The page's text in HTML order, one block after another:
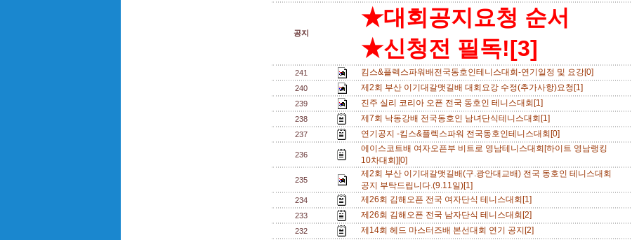
공지
★대회공지요청 순서
★신청전 필독![3]
241 킴스&플렉스파워배전국동호인테니스대회-연기일정 및 요강[0]
240
제2회 부산 이기대갈맷길배 대회요강 수정(추가사항)요청[1]
239
진주 실리 코리아 오픈 전국 동호인 테니스대회[1]
238
제7회 낙동강배 전국동호인 남녀단식테니스대회[1]
237
연기공지 -킴스&플렉스파워 전국동호인테니스대회[0]
236
에이스코트배 여자오픈부 비트로 영남테니스대회[하이트 영남랭킹
10차대회][0]
235
제2회 부산 이기대갈맷길배(구.광안대교배) 전국 동호인 테니스대회
공지 부탁드립니다.(9.11일)[1]
234 제26회 김해오픈 전국 여자단식 테니스대회[1]
233
제26회 김해오픈 전국 남자단식 테니스대회[2]
232
제14회 헤드 마스터즈배 본선대회 연기 공지[2]